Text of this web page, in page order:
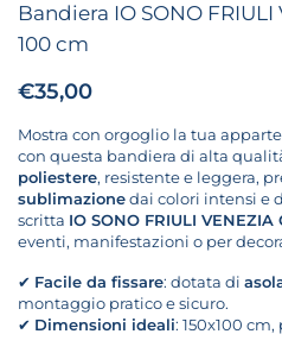
Bandiera IO SONO FRIULI
100 cm
Prezzo:
€35,00
Mostra con orgoglio la tua
con questa bandiera di alta
poliestere, resistente e leggera,
sublimazionedai colori intensi e
scritta IO SONO FRIULI VENEZIA
eventi, manifestazioni o per
✔ Facile da fissare: dotata di
montaggio pratico e sicuro.
✔ Dimensioni ideali: 150x100